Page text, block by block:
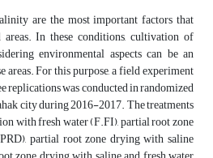
are the most important factors that
In these conditions, cultivation of
environmental aspects can be an
For this purpose, a field experiment
replications was conducted in randomized
city during 2016-2017. The treatments
with fresh water (F.FI), partial root zone
partial root zone drying with saline